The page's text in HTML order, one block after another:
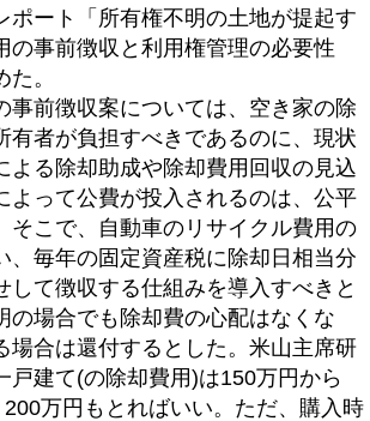
ポート「所有権不明の土地が提起す
事前徴収と利用権管理の必要性
。
事前徴収案については、空き家の除
有者が負担すべきであるのに、現状
よる除却助成や除却費用回収の見込
よって公費が投入されるのは、公平
そこで、自動車のリサイクル費用の
、毎年の固定資産税に除却日相当分
して徴収する仕組みを導入すべきと
の場合でも除却費の心配はなくな
場合は還付するとした。米山主席研
戸建て(の除却費用)は150万円から
万円もとればいい。ただ、購入時